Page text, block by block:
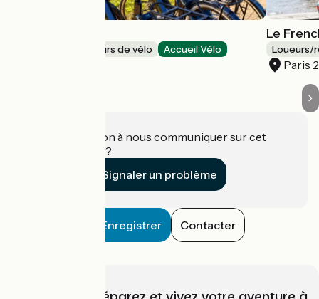
Loueurs/réparateurs de vélo Accueil Vélo
Le
Loueurs/
Paris
Une information à nous communiquer sur cet
établissement ?
Signaler un problème
Enregistrer Contacter